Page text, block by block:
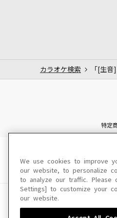
カラオケ検索 「[生
特定
こ
We use cookies to improve
our website, to personalize
to analyze our traffic. Please
Settings] to customize your
our website.